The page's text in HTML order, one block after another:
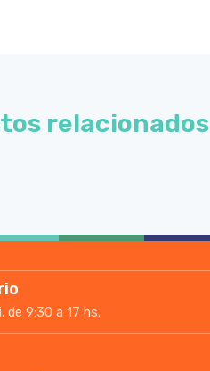
relacionados
de 9:30 a 17 hs.